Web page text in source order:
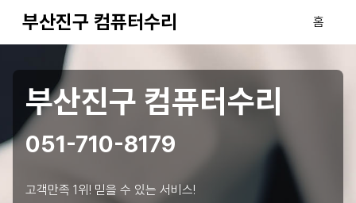
부산진구 컴퓨터수리 홈
부산진구 컴퓨터수리
051-710-8179
고객만족 1위! 믿을 수 있는 서비스!